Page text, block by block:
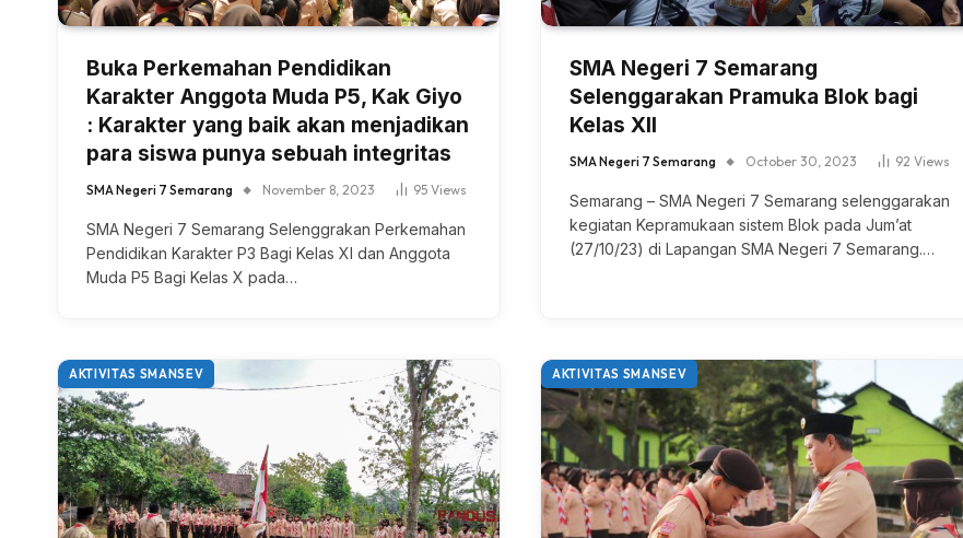
Buka Perkemahan Pendidikan
Karakter Anggota Muda P5, Kak Giyo
: Karakter yang baik akan menjadikan
para siswa punya sebuah integritas
SMA Negeri 7 Semarang November 8, 2023 95 Views
SMA Negeri 7 Semarang Selenggrakan Perkemahan
Pendidikan Karakter P3 Bagi Kelas XI dan Anggota
Muda P5 Bagi Kelas X pada…
SMA Negeri 7 Semarang
Selenggarakan Pramuka Blok bagi
Kelas XII
SMA Negeri 7 Semarang October 30, 2023 92 Views
Semarang – SMA Negeri 7 Semarang selenggarakan
kegiatan Kepramukaan sistem Blok pada Jum’at
(27/10/23) di Lapangan SMA Negeri 7 Semarang.…
AKTIVITAS SMANSEV AKTIVITAS SMANSEV